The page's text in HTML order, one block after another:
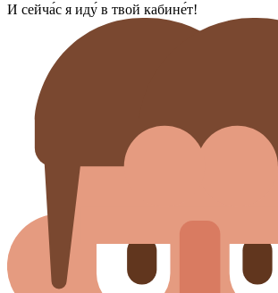
И сейча́с я иду́ в твой кабине́т!